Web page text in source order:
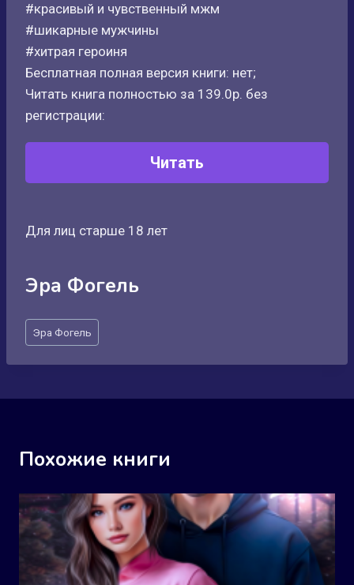
#красивый и чувственный мжм
#шикарные мужчины
#хитрая героиня
Бесплатная полная версия книги: нет;
Читать книга полностью за 139.0р. без
регистрации:
Читать
Для лиц старше 18 лет
Эра Фогель
Метки
записи:
Эра Фогель
Похожие книги